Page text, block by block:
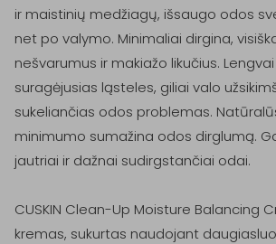
ir maistinių medžiagų, išsaugo odos
net po valymo. Minimaliai dirgina,
nešvarumus ir makiažo likučius.
suragėjusias ląsteles, giliai valo
sukeliančias odos problemas.
minimumo sumažina odos dirglumą.
jautriai ir dažnai sudirgstančiai odai.
CUSKIN Clean-Up Moisture Balancing
kremas, sukurtas naudojant